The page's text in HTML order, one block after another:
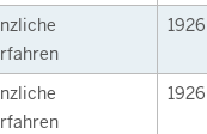
1926
1926